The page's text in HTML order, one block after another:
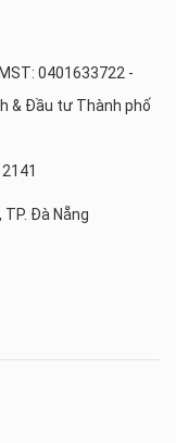
0401633722 -
& Đầu tư Thành phố
Đà Nẵng